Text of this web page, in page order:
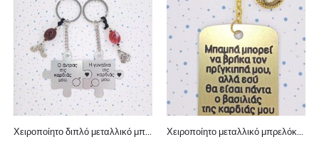
Χειροποίητο διπλό μεταλλικό μπρελόκ με μεταλλικά στοιχεία, ακρυλικές χάντρες. Χειροποίητο μεταλλικό μπρελόκ με μεταλλικό στοιχείο.